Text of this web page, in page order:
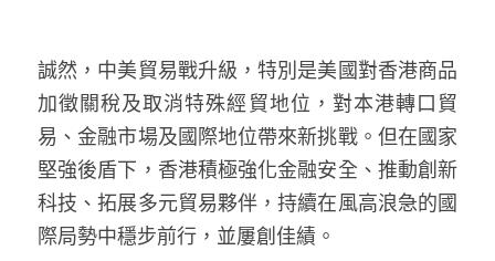
誠然，中美貿易戰升級，特別是美國對香港商品
加徵關稅及取消特殊經貿地位，對本港轉口貿
易、金融市場及國際地位帶來新挑戰。但在國家
堅強後盾下，香港積極強化金融安全、推動創新
科技、拓展多元貿易夥伴，持續在風高浪急的國
際局勢中穩步前行，並屢創佳績。